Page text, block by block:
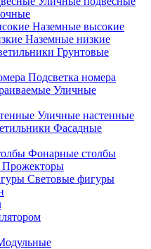
Наземные высокие
Наземные низкие
Грунтовые
Подсветка номера
Уличные
Уличные настенные
Фасадные
Фонарные столбы
Прожекторы
Световые фигуры